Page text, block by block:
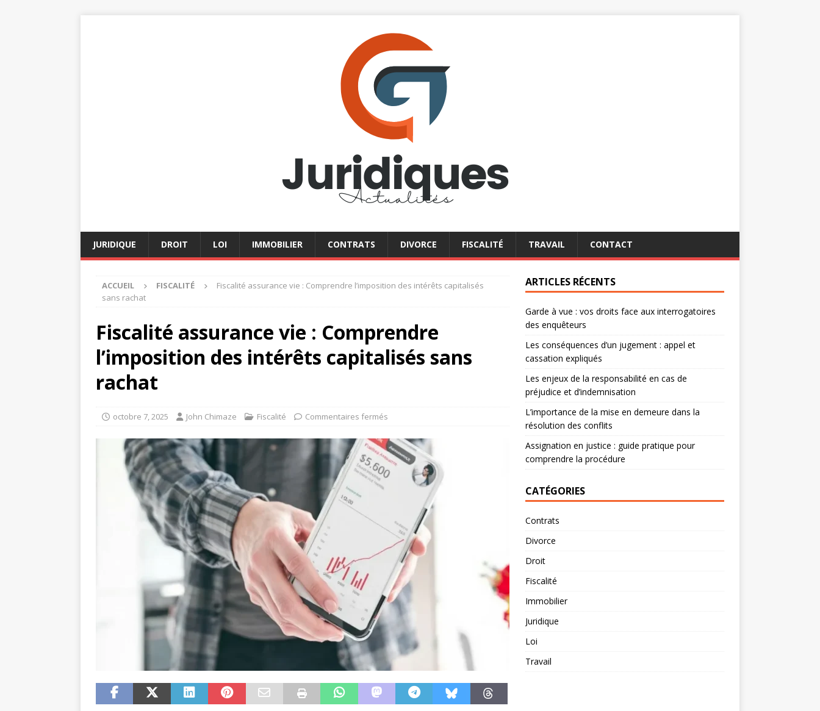
JURIDIQUE DROIT LOI IMMOBILIER CONTRATS DIVORCE FISCALITÉ TRAVAIL CONTACT
ACCUEIL FISCALITÉ
Fiscalité assurance vie : Comprendre l’imposition des intérêts capitalisés
sans rachat
Fiscalité assurance vie : Comprendre
l’imposition des intérêts capitalisés sans
rachat
octobre 7, 2025 John Chimaze Fiscalité Commentaires fermés
ARTICLES RÉCENTS
Garde à vue : vos droits face aux interrogatoires
des enquêteurs
Les conséquences d’un jugement : appel et
cassation expliqués
Les enjeux de la responsabilité en cas de
préjudice et d’indemnisation
L’importance de la mise en demeure dans la
résolution des conflits
Assignation en justice : guide pratique pour
comprendre la procédure
CATÉGORIES
Contrats
Divorce
Droit
Fiscalité
Immobilier
Juridique
Loi
Travail